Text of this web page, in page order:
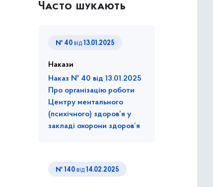
Часто шукають
№ 40 від 13.01.2025
Накази
Наказ № 40 від 13.01.2025
Про організацію роботи
Центру ментального
(психічного) здоров’я у
закладі охорони здоров’я
№ 140 від 14.02.2025